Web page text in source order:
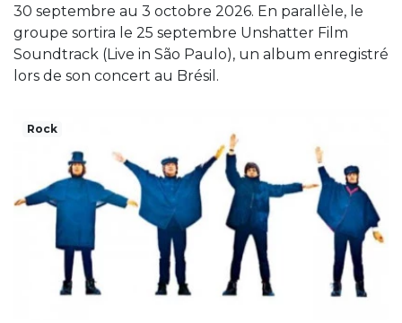
30 septembre au 3 octobre 2026. En parallèle, le
groupe sortira le 25 septembre Unshatter Film
Soundtrack (Live in São Paulo), un album enregistré
lors de son concert au Brésil.
Rock